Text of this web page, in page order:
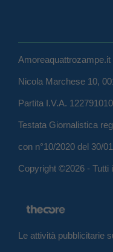
Nicola Marchese 10,
Partita I.V.A.
Testata Giornalistica
con n°10/2020 del 30/
Copyright ©2026 - Tutti
Le attività pubblicitarie